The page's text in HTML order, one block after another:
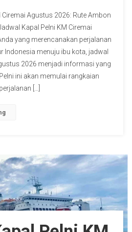
Agustus 2026: Rute Ambon
Kapal Pelni KM Ciremai
yang merencanakan perjalanan
Indonesia menuju ibu kota, jadwal
2026 menjadi informasi yang
ini akan memulai rangkaian
[…]